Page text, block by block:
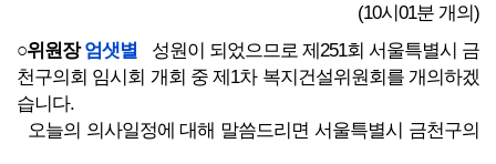
(10시01분 개의)
○위원장엄샛별
성원이 되었으므로 제251회 서울특별시 금
천구의회 임시회 개회 중 제1차 복지건설위원회를 개의하겠
습니다.
오늘의 의사일정에 대해 말씀드리면 서울특별시 금천구의